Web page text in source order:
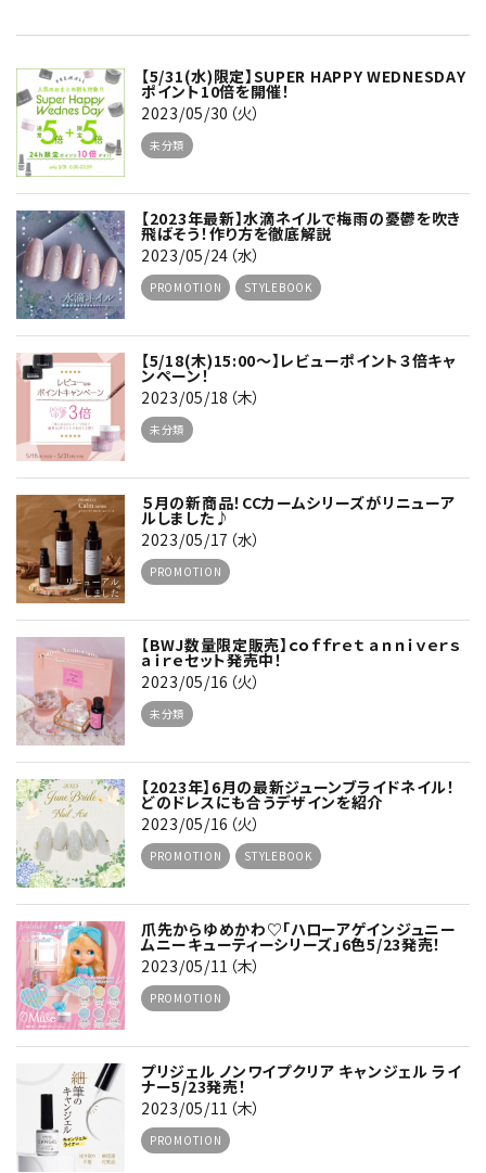
【5/31(水)限定】SUPER HAPPY WEDNESDAY
ポイント10倍を開催！
2023/05/30（火）
未分類
【2023年最新】水滴ネイルで梅雨の憂鬱を吹き
飛ばそう！作り方を徹底解説
2023/05/24（水）
PROMOTION STYLEBOOK
【5/18(木)15:00～】レビューポイント３倍キャ
ンペーン！
2023/05/18（木）
未分類
５月の新商品！CCカームシリーズがリニューア
ルしました♪
2023/05/17（水）
PROMOTION
【BWJ数量限定販売】ｃｏｆｆｒｅｔ ａｎｎｉｖｅｒｓ
ａｉｒｅセット発売中！
2023/05/16（火）
未分類
【2023年】6月の最新ジューンブライドネイル！
どのドレスにも合うデザインを紹介
2023/05/16（火）
PROMOTION STYLEBOOK
爪先からゆめかわ♡「ハローアゲインジュニー
ムニーキューティーシリーズ」6色5/23発売！
2023/05/11（木）
PROMOTION
プリジェル ノンワイプクリア キャンジェル ライ
ナー5/23発売！
2023/05/11（木）
PROMOTION